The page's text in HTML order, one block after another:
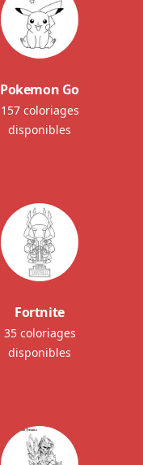
Pokemon Go
157 coloriages
disponibles
Fortnite
35 coloriages
disponibles